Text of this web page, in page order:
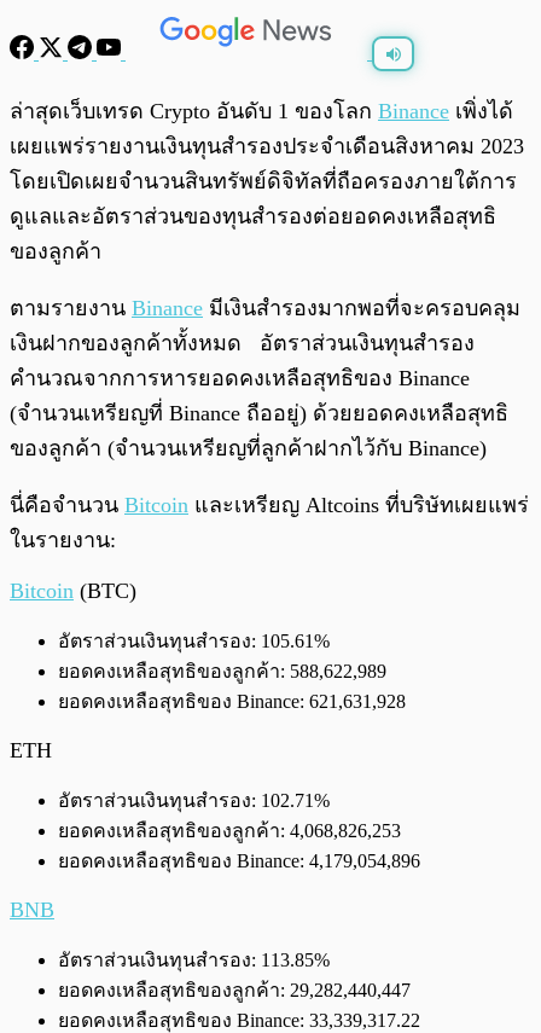
พร้อมเล่น 0:00
ล่าสุดเว็บเทรด Crypto อันดับ 1 ของโลก Binance เพิ่งได้
เผยแพร่รายงานเงินทุนสำรองประจำเดือนสิงหาคม 2023
โดยเปิดเผยจำนวนสินทรัพย์ดิจิทัลที่ถือครองภายใต้การ
ดูแลและอัตราส่วนของทุนสำรองต่อยอดคงเหลือสุทธิ
ของลูกค้า
ตามรายงาน Binance มีเงินสำรองมากพอที่จะครอบคลุม
เงินฝากของลูกค้าทั้งหมด อัตราส่วนเงินทุนสำรอง
คำนวณจากการหารยอดคงเหลือสุทธิของ Binance
(จำนวนเหรียญที่ Binance ถืออยู่) ด้วยยอดคงเหลือสุทธิ
ของลูกค้า (จำนวนเหรียญที่ลูกค้าฝากไว้กับ Binance)
นี่คือจำนวน Bitcoin และเหรียญ Altcoins ที่บริษัทเผยแพร่
ในรายงาน:
Bitcoin (BTC)
อัตราส่วนเงินทุนสำรอง: 105.61%
ยอดคงเหลือสุทธิของลูกค้า: 588,622,989
ยอดคงเหลือสุทธิของ Binance: 621,631,928
ETH
อัตราส่วนเงินทุนสำรอง: 102.71%
ยอดคงเหลือสุทธิของลูกค้า: 4,068,826,253
ยอดคงเหลือสุทธิของ Binance: 4,179,054,896
BNB
อัตราส่วนเงินทุนสำรอง: 113.85%
ยอดคงเหลือสุทธิของลูกค้า: 29,282,440,447
ยอดคงเหลือสุทธิของ Binance: 33,339,317.22